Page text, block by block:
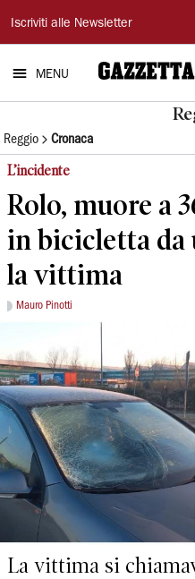
Gazzetta
di
Reggio
Iscriviti alle Newsletter
MENU
Reggio Cronaca
L’incidente
Rolo, muore a
in bicicletta da
la vittima
Mauro Pinotti
La vittima si